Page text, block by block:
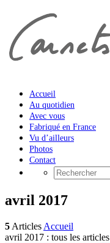
Accueil
Au quotidien
Avec vous
Fabriqué en France
Vu d’ailleurs
Photos
Contact
avril 2017
5 Articles Accueil
avril 2017 : tous les articles